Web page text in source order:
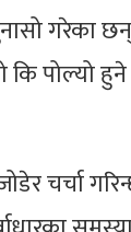
गरेका छन्
कि पोल्यो
चर्चा